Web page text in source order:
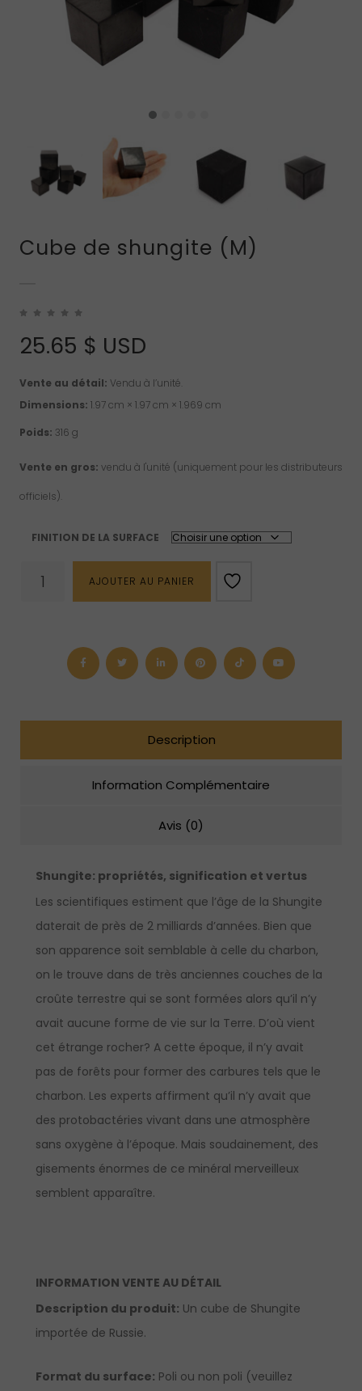
Cube de shungite (M)
25.65 $ USD
Vente au détail: Vendu à l’unité.
Dimensions: 1.97 cm × 1.97 cm × 1.969 cm
Poids: 316 g
Vente en gros: vendu à l'unité (uniquement pour les distributeurs
officiels).
FINITION DE LA SURFACE
AJOUTER AU PANIER
Description
Information Complémentaire
Avis (0)
Shungite: propriétés, signification et vertus
Les scientifiques estiment que l’âge de la Shungite
daterait de près de 2 milliards d’années. Bien que
son apparence soit semblable à celle du charbon,
on le trouve dans de très anciennes couches de la
croûte terrestre qui se sont formées alors qu’il n’y
avait aucune forme de vie sur la Terre. D’où vient
cet étrange rocher? A cette époque, il n’y avait
pas de forêts pour former des carbures tels que le
charbon. Les experts affirment qu’il n’y avait que
des protobactéries vivant dans une atmosphère
sans oxygène à l’époque. Mais soudainement, des
gisements énormes de ce minéral merveilleux
semblent apparaître.
INFORMATION VENTE AU DÉTAIL
Description du produit: Un cube de Shungite
importée de Russie.
Format du surface: Poli ou non poli (veuillez